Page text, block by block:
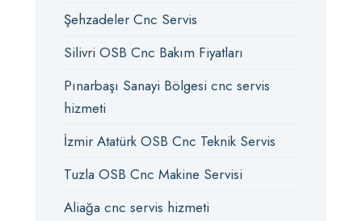
Şehzadeler Cnc Servis
Silivri OSB Cnc Bakım Fiyatları
Pınarbaşı Sanayi Bölgesi cnc servis
hizmeti
İzmir Atatürk OSB Cnc Teknik Servis
Tuzla OSB Cnc Makine Servisi
Aliağa cnc servis hizmeti